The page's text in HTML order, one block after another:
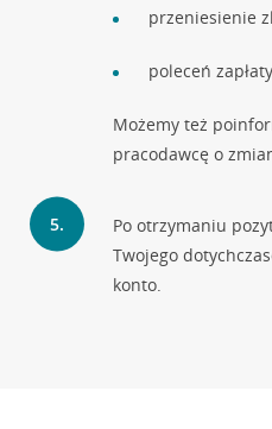
przeniesienie
poleceń
Możemy też
pracodawcę o
Po otrzymaniu
Twojego
konto.